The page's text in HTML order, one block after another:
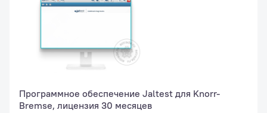
Программное обеспечение Jaltest для Knorr-
Bremse, лицензия 30 месяцев